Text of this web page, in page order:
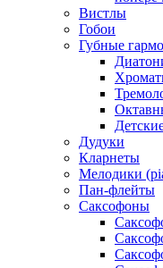
Вистлы
Гобои
Губные
Дудуки
Кларнеты
Мелодики
Пан-флейты
Саксофоны